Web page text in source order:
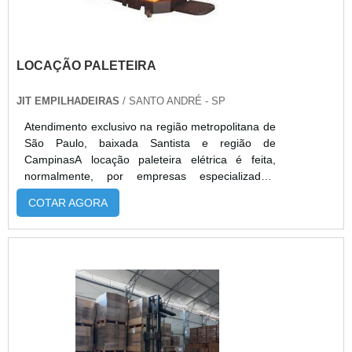
logística, engenharia civil e segurança do
trabalho, a empresa conta com selo ISO
LOCAÇÃO PALETEIRA
JIT EMPILHADEIRAS / SANTO ANDRÉ - SP
Atendimento exclusivo na região metropolitana de
São Paulo, baixada Santista e região de
CampinasA locação paleteira elétrica é feita,
normalmente, por empresas especializadas,
sempre prontas para atender diversos tipos de
clientes. Os equipamentos disponibilizados na
usados, porém, sempre apresentam grande
produtos testados e sempre prontos para a
atuação no transporte de cargas.É IMPORTANTE
DESTACAR ALGUMAS INFORMAÇÕESAs
marcas das paleteiras costumam ser variadas e
alguns dos produtos ou serviços de locação
COTAR AGORA